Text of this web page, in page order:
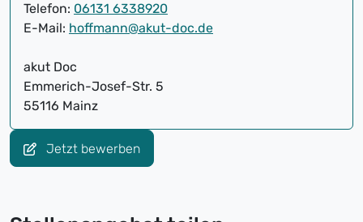
Telefon: 06131 6338920
E-Mail: hoffmann@akut-doc.de
akut Doc
Emmerich-Josef-Str. 5
55116 Mainz
Jetzt bewerben